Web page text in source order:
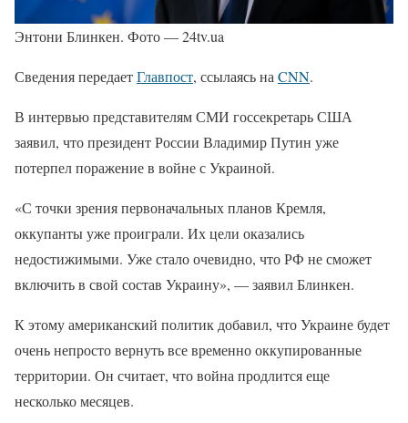
Энтони Блинкен. Фото — 24tv.ua
Сведения передаетГлавпост, ссылаясь на CNN.
В интервью представителям СМИ госсекретарь США
заявил, что президент России Владимир Путин уже
потерпел поражение в войне с Украиной.
«С точки зрения первоначальных планов Кремля,
оккупанты уже проиграли. Их цели оказались
недостижимыми. Уже стало очевидно, что РФ не сможет
включить в свой состав Украину», — заявил Блинкен.
К этому американский политик добавил, что Украине будет
очень непросто вернуть все временно оккупированные
территории. Он считает, что война продлится еще
несколько месяцев.